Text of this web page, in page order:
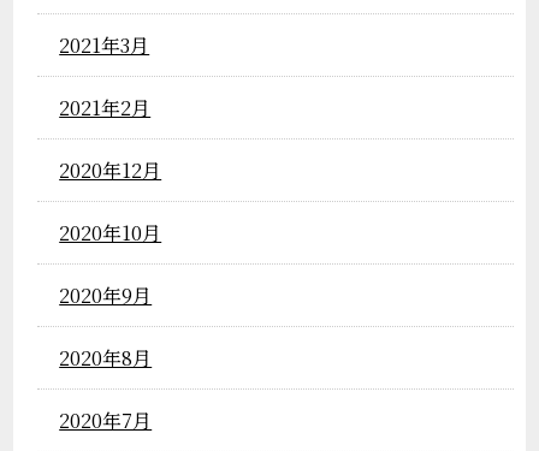
2021年3月
2021年2月
2020年12月
2020年10月
2020年9月
2020年8月
2020年7月